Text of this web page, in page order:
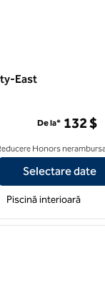
East
Suites by Hilton
De la* 132 $
Honors
Selectare date
Piscină interioară